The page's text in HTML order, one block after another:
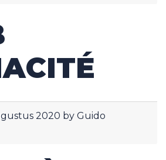
2020 by Guido